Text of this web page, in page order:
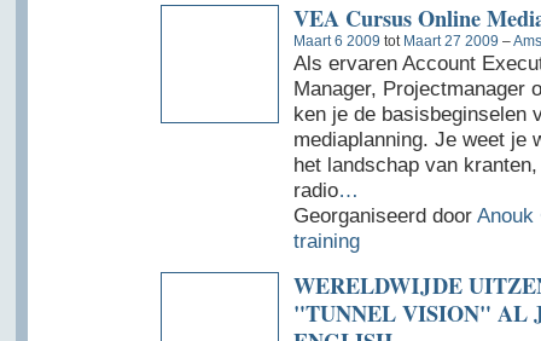
VEA Cursus Online
Maart 6 2009 tot Maart 27 2009 –
Als ervaren Account
Manager, Projectmanager
ken je de basisbeginselen
mediaplanning. Je weet je
het landschap van
radio…
Georganiseerd door Anouk
training
WERELDWIJDE
"TUNNEL VISION" AL